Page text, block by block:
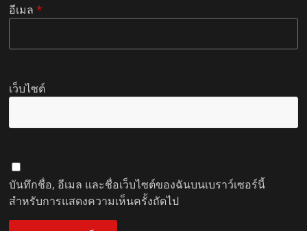
อีเมล*
เว็บไซต์
บันทึกชื่อ, อีเมล และชื่อเว็บไซต์ของฉันบนเบราว์เซอร์นี้
สำหรับการแสดงความเห็นครั้งถัดไป